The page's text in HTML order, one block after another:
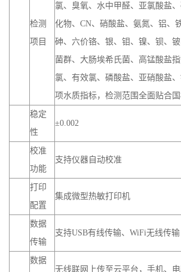
检测
项目
氯、臭氧、水中甲醛、亚氯酸盐
化物、CN、硝酸盐、氨氮、铝、
砷、六价铬、银、钼、镍、钡、
菌群、大肠埃希氏菌、高锰酸盐
氯、有效氯、磷酸盐、亚硝酸盐
项水质指标，检测范围全面贴合国
稳定
性
±0.002
校准
功能
支持仪器自动校准
打印
配置
集成微型热敏打印机
数据
传输
支持USB有线传输、WiFi无线传输
数据
无线联网上传至云平台，手机、